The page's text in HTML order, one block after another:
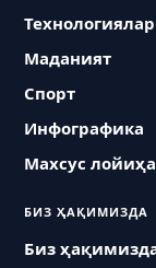
Технологиялар
Маданият
Спорт
Инфографика
Махсус
БИЗ ҲАҚИМИЗДА
Биз